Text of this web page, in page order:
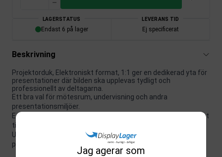
LAGERSTATUS
Endast 6 på lager
LEVERANS TID
Ej specificerat
Beskrivning
Projektorduk, Elektroniskt format, 1:1 ger en dedikerad yta för
presentationer där bilden ska upplevas tydligt och
professionellt av deltagarna.
Ett bra val för mötesrum, undervisning och andra
presentationsmiljöer.
Ett bra val när funktion och presentation ska fungera naturligt
tillsammans.
Utvecklad för miljöer där lösningen gärna får vara både
praktisk och inbjudande.
Jag agerar som